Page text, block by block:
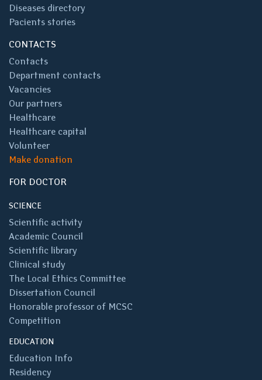
Diseases directory
Pacients stories
CONTACTS
Contacts
Department contacts
Vacancies
Our partners
Healthcare
Healthcare capital
Volunteer
Make donation
FOR DOCTOR
SCIENCE
Scientific activity
Academic Council
Scientific library
Clinical study
The Local Ethics Committee
Dissertation Council
Honorable professor of MCSC
Competition
EDUCATION
Education Info
Residency